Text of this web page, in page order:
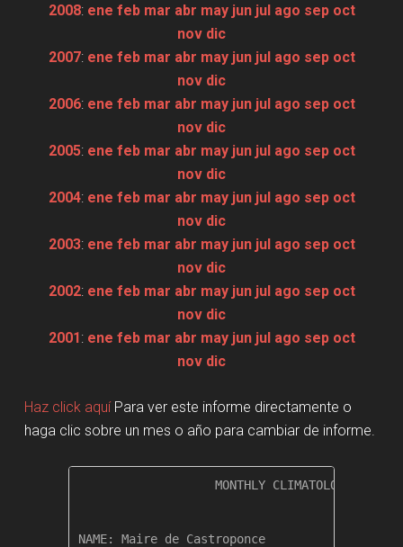
2008: ene feb mar abr may jun jul ago sep oct
nov dic
2007: ene feb mar abr may jun jul ago sep oct
nov dic
2006: ene feb mar abr may jun jul ago sep oct
nov dic
2005: ene feb mar abr may jun jul ago sep oct
nov dic
2004: ene feb mar abr may jun jul ago sep oct
nov dic
2003: ene feb mar abr may jun jul ago sep oct
nov dic
2002: ene feb mar abr may jun jul ago sep oct
nov dic
2001: ene feb mar abr may jun jul ago sep oct
nov dic
Haz click aquíPara ver este informe directamente o
haga clic sobre un mes o año para cambiar de informe.
MONTHLY CLIMATOLOGICAL
NAME: Maire de Castroponce